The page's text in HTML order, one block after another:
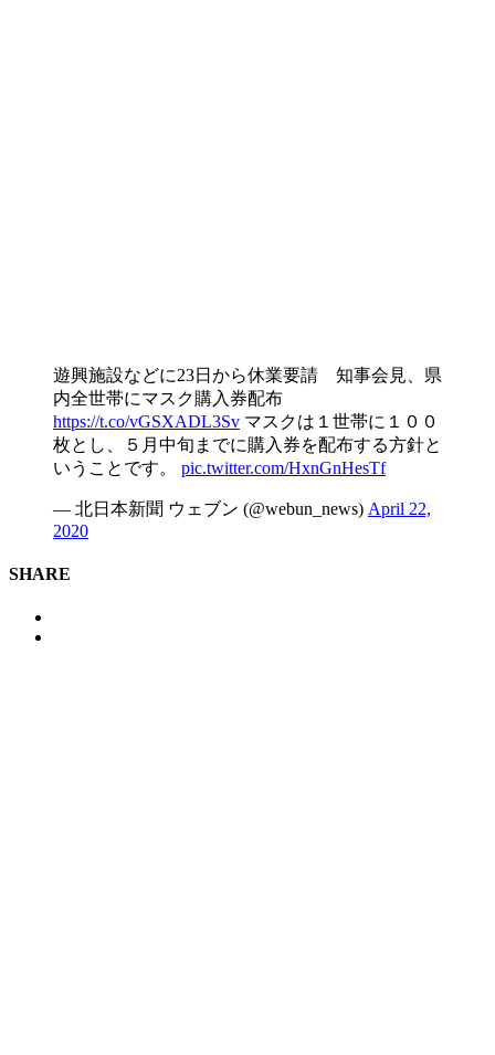
遊興施設などに23日から休業要請 知事会見、県
内全世帯にマスク購入券配布
https://t.co/vGSXADL3Sv マスクは１世帯に１００
枚とし、５月中旬までに購入券を配布する方針と
いうことです。 pic.twitter.com/HxnGnHesTf
— 北日本新聞 ウェブン (@webun_news) April 22,
2020
SHARE